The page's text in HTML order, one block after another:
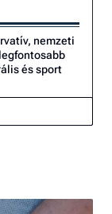
nemzeti
és sport